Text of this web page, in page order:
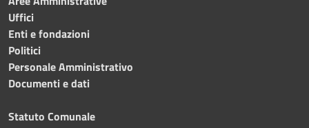
Uffici
Enti e fondazioni
Politici
Personale Amministrativo
Documenti e dati
Statuto Comunale